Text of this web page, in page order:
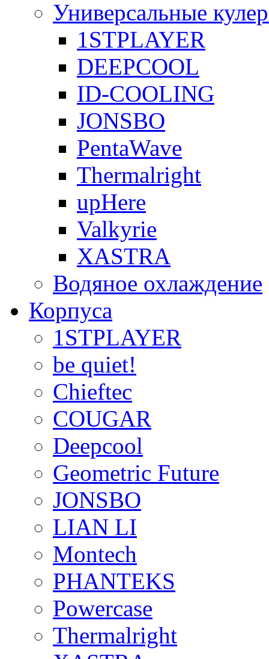
Универсальные
1STPLAYER
DEEPCOOL
ID-COOLING
JONSBO
PentaWave
Thermalright
upHere
Valkyrie
XASTRA
Водяное охлаждение
Корпуса
1STPLAYER
be quiet!
Chieftec
COUGAR
Deepcool
Geometric Future
JONSBO
LIAN LI
Montech
PHANTEKS
Powercase
Thermalright